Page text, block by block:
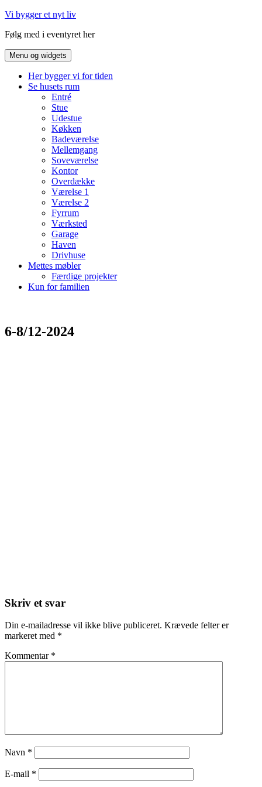
Hop
indhold
Vi bygger et nyt liv
Følg med i eventyret her
Menu og widgets
Her bygger vi for tiden
Se husets rum
Entré
Stue
Udestue
Køkken
Badeværelse
Mellemgang
Soveværelse
Kontor
Overdække
Værelse 1
Værelse 2
Fyrrum
Værksted
Garage
Haven
Drivhuse
Mettes møbler
Færdige projekter
Kun for familien
6-8/12-2024
Skriv et svar
Din e-mailadresse vil ikke blive publiceret. Krævede felter er
markeret med *
Kommentar *
Navn *
E-mail *